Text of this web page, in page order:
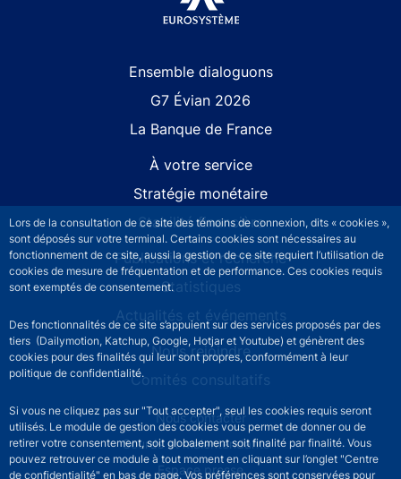
Lors de la consultation de ce site des témoins de connexion, dits « cookies »,
sont déposés sur votre terminal. Certains cookies sont nécessaires au
fonctionnement de ce site, aussi la gestion de ce site requiert l’utilisation de
cookies de mesure de fréquentation et de performance. Ces cookies requis
sont exemptés de consentement.
Des fonctionnalités de ce site s’appuient sur des services proposés par des
tiers (Dailymotion, Katchup, Google, Hotjar et Youtube) et génèrent des
cookies pour des finalités qui leur sont propres, conformément à leur
politique de confidentialité.
Si vous ne cliquez pas sur "Tout accepter", seul les cookies requis seront
utilisés. Le module de gestion des cookies vous permet de donner ou de
retirer votre consentement, soit globalement soit finalité par finalité. Vous
pouvez retrouver ce module à tout moment en cliquant sur l’onglet "Centre
de confidentialité" en bas de page. Vos préférences sont conservées pour
Ensemble dialoguons
G7 Évian 2026
La Banque de France
À votre service
Stratégie monétaire
Stabilité financière
Publications et recherche
Statistiques
Actualités et événements
Nous rejoindre
Comités consultatifs
Footer secondary menuNous contacter
Sourds et malentendants
Espace presse